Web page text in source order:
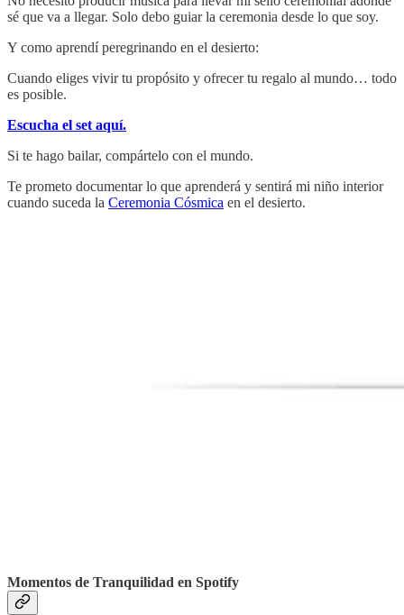
sé que va a llegar. Solo debo guiar la ceremonia desde lo que soy.
Y como aprendí peregrinando en el desierto:
Cuando eliges vivir tu propósito y ofrecer tu regalo al mundo… todo
es posible.
Escucha el set aquí.
Si te hago bailar, compártelo con el mundo.
Te prometo documentar lo que aprenderá y sentirá mi niño interior
cuando suceda la Ceremonia Cósmica en el desierto.
Momentos de Tranquilidad en Spotify